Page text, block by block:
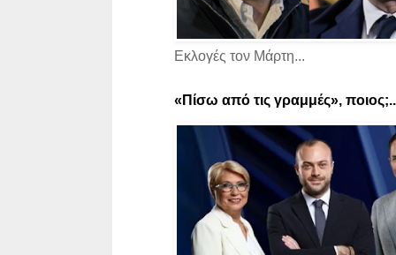
Εκλογές τον Μάρτη...
«Πίσω από τις γραμμές»,